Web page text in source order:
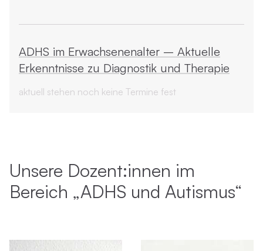
ADHS im Erwachsenenalter – Aktuelle
Erkenntnisse zu Diagnostik und Therapie
aktuell stehen noch keine Termine fest
Unsere Dozent:innen im
Bereich „ADHS und Autismus“